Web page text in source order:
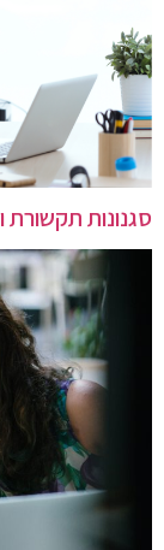
סגנונות תקשורת